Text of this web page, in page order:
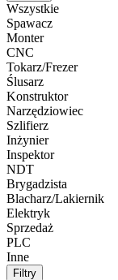
Wszystkie
Spawacz
Monter
CNC
Tokarz/Frezer
Ślusarz
Konstruktor
Narzędziowiec
Szlifierz
Inżynier
Inspektor
NDT
Brygadzista
Blacharz/Lakiernik
Elektryk
Sprzedaż
PLC
Inne
Filtry